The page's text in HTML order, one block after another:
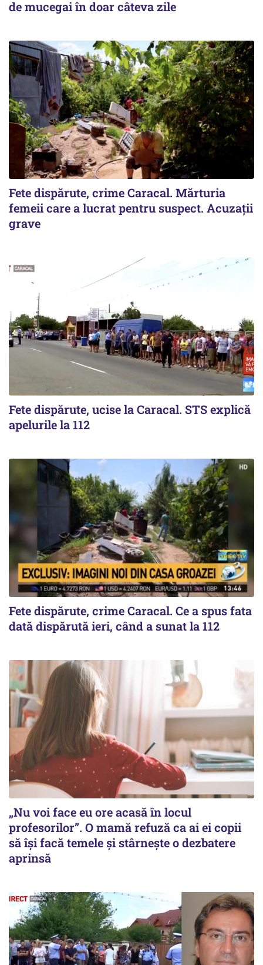
de mucegai în doar câteva zile
Fete dispărute, crime Caracal. Mărturia
femeii care a lucrat pentru suspect. Acuzații
grave
Fete dispărute, ucise la Caracal. STS explică
apelurile la 112
Fete dispărute, crime Caracal. Ce a spus fata
dată dispărută ieri, când a sunat la 112
„Nu voi face eu ore acasă în locul
profesorilor”. O mamă refuză ca ai ei copii
să își facă temele și stârnește o dezbatere
aprinsă